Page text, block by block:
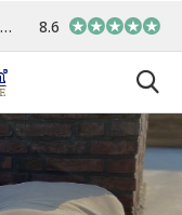
Gratis verzending
8.6